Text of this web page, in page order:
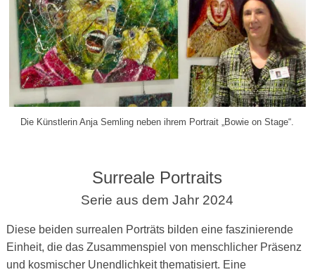
Die Künstlerin Anja Semling neben ihrem Portrait „Bowie on Stage“.
Surreale Portraits
Serie aus dem Jahr 2024
Diese beiden surrealen Porträts bilden eine faszinierende
Einheit, die das Zusammenspiel von menschlicher Präsenz
und kosmischer Unendlichkeit thematisiert. Eine